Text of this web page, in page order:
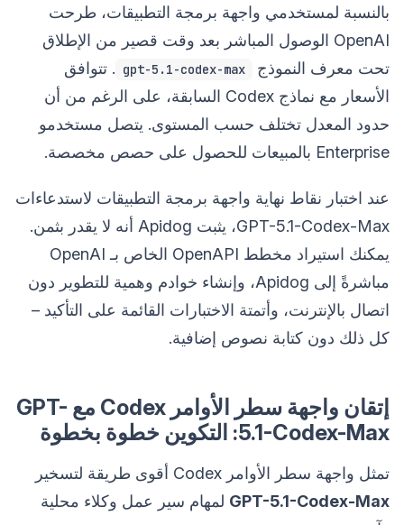
بالنسبة لمستخدمي واجهة برمجة التطبيقات، طرحت
OpenAI الوصول المباشر بعد وقت قصير من الإطلاق
تحت معرف النموذج
gpt-5.1-codex-max . تتوافق
الأسعار مع نماذج Codex السابقة، على الرغم من أن
حدود المعدل تختلف حسب المستوى. يتصل مستخدمو
Enterprise بالمبيعات للحصول على حصص مخصصة.
عند اختبار نقاط نهاية واجهة برمجة التطبيقات لاستدعاءات
GPT-5.1-Codex-Max، يثبت Apidog أنه لا يقدر بثمن.
يمكنك استيراد مخطط OpenAPI الخاص بـ OpenAI
مباشرةً إلى Apidog، وإنشاء خوادم وهمية للتطوير دون
اتصال بالإنترنت، وأتمتة الاختبارات القائمة على التأكيد –
كل ذلك دون كتابة نصوص إضافية.
إتقان واجهة سطر الأوامر Codex مع GPT-
5.1-Codex-Max: التكوين خطوة بخطوة
تمثل واجهة سطر الأوامر Codex أقوى طريقة لتسخير
GPT-5.1-Codex-Max لمهام سير عمل وكلاء محلية